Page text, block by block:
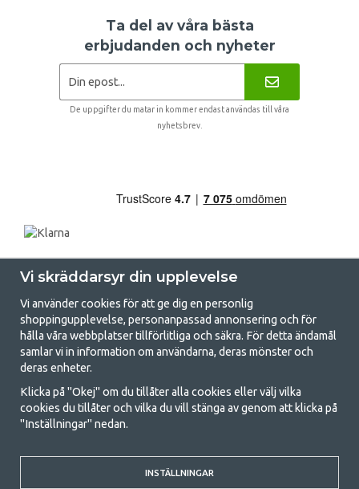
Ta del av våra bästa
erbjudanden och nyheter
De uppgifter du matar in kommer endast användas till våra
nyhetsbrev.
GetCamping.se - Din butik för camping
och uteliv
Att campa kan antingen vara en livsstil eller ett sätt att samla familjen
för ett gemensamt äventyr. Oavsett vilken kategori du tillhör hittar du
med att campa så därför erbjuder vi riktigt bra priser på familjetält,
husvagnstält och all annan utrustning för camping och friluftsliv. Vårt
Vi skräddarsyr din upplevelse
Vi använder cookies för att ge dig en personlig
shoppingupplevelse, personanpassad annonsering och för
hålla våra webbplatser tillförlitliga och säkra. För detta ändamål
samlar vi in information om användarna, deras mönster och
deras enheter.
Klicka på "Okej" om du tillåter alla cookies eller välj vilka
cookies du tillåter och vilka du vill stänga av genom att klicka på
"Inställningar" nedan.
INSTÄLLNINGAR